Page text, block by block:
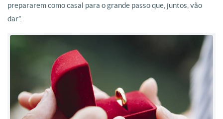
prepararem como casal para o grande passo que, juntos, vão
dar”.